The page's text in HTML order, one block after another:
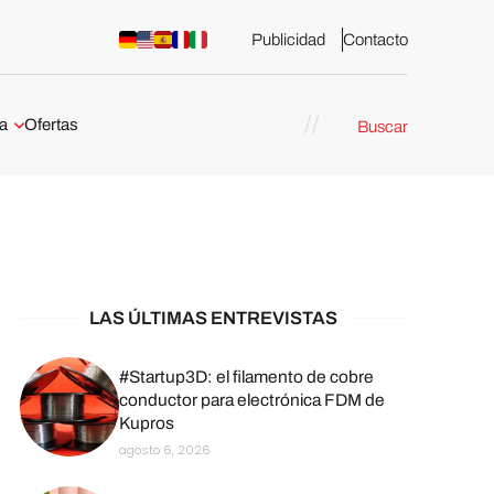
Publicidad Contacto
y
3D en
Ofertas Buscar
LAS ÚLTIMAS ENTREVISTAS
#Startup3D: el filamento de cobre
conductor para electrónica FDM de
Kupros
agosto 6, 2026